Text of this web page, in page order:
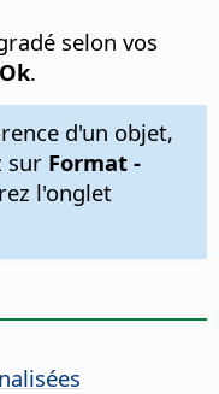
selon vos
Ok.
d'un objet,
sur Format -
l'onglet